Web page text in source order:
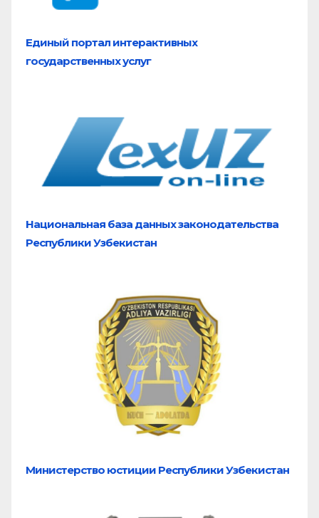
Единый портал интерактивных
государственных услуг
Национальная база данных законодательства
Республики Узбекистан
Министерство юстиции Республики Узбекистан